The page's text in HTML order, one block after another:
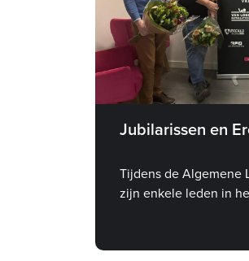
Jubilarissen en
Tijdens de Algemene
zijn enkele leden in